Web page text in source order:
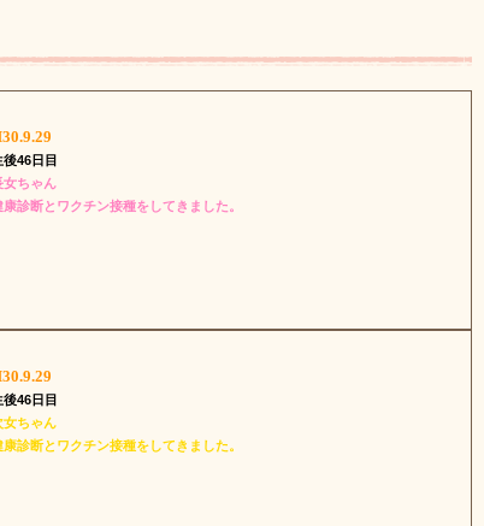
後46日目
女ちゃん
康診断とワクチン接種をしてきました。
後46日目
女ちゃん
康診断とワクチン接種をしてきました。